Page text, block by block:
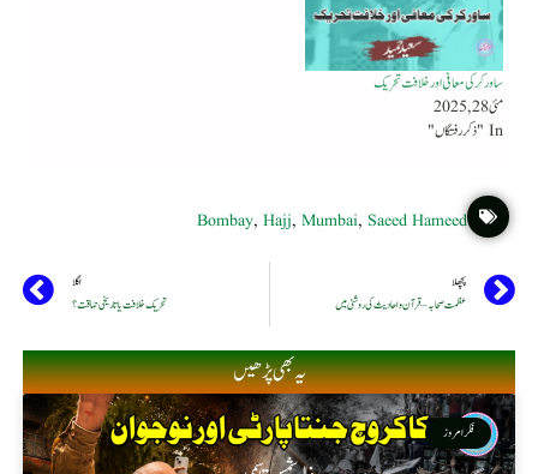
ساورکر کی معافی اور خلافت تحریک
مئی 28, 2025
In "ذکر رفتگاں"
Bombay,Hajj,Mumbai, Saeed Hameed
پچھلا
عظمت صحابہ – قرآن واحادیث کی روشنی میں
اگلا
تحریک خلافت یا تاریخی حماقت ؟
یہ بھی پڑھیں
فکر امروز